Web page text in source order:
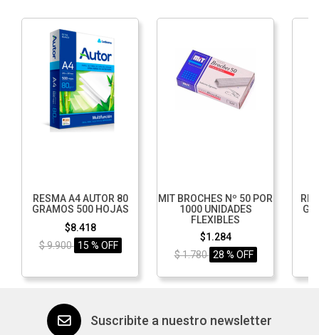
RESMA A4 AUTOR 80
GRAMOS 500 HOJAS
$8.418
$ 9.900 15 % OFF
MIT BROCHES Nº 50 POR
1000 UNIDADES
FLEXIBLES
$1.284
$ 1.780 28 % OFF
Suscribite a nuestro newsletter